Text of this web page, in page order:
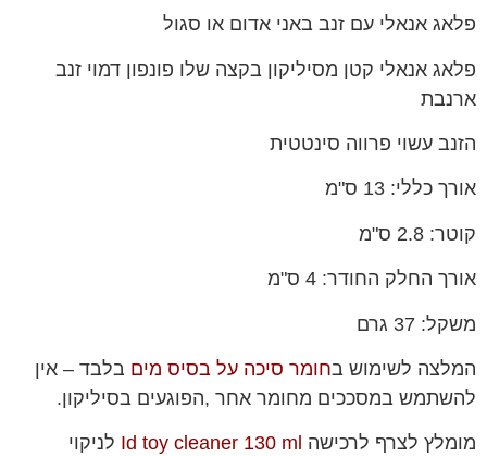
פלאג אנאלי עם זנב באני אדום או סגול
פלאג אנאלי קטן מסיליקון בקצה שלו פונפון דמוי זנב
ארנבת
הזנב עשוי פרווה סינטטית
אורך כללי: 13 ס"מ
קוטר: 2.8 ס"מ
אורך החלק החודר: 4 ס"מ
משקל: 37 גרם
המלצה לשימוש בחומר סיכה על בסיס מים בלבד – אין
להשתמש במסככים מחומר אחר ,הפוגעים בסיליקון.
מומלץ לצרף לרכישה Id toy cleaner 130 ml לניקוי